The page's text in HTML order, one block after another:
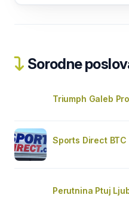
Sorodne
Triumph Galeb
Sports Direct BTC
Perutnina Ptuj